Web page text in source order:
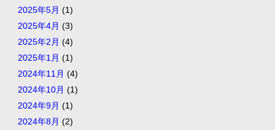
2025年5月 (1)
2025年4月 (3)
2025年2月 (4)
2025年1月 (1)
2024年11月 (4)
2024年10月 (1)
2024年9月 (1)
2024年8月 (2)